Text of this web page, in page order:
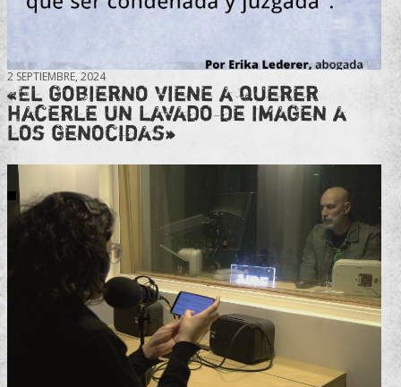
2 SEPTIEMBRE, 2024
«El gobierno viene a querer
hacerle un lavado de imagen a
los genocidas»